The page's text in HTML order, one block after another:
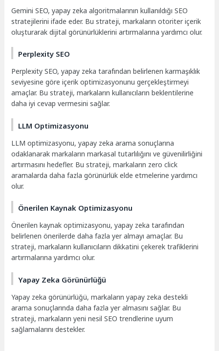
Gemini SEO, yapay zeka algoritmalarının kullanıldığı SEO
stratejilerini ifade eder. Bu strateji, markaların otoriter içerik
oluşturarak dijital görünürlüklerini artırmalarına yardımcı olur.
Perplexity SEO
Perplexity SEO, yapay zeka tarafından belirlenen karmaşıklık
seviyesine göre içerik optimizasyonunu gerçekleştirmeyi
amaçlar. Bu strateji, markaların kullanıcıların beklentilerine
daha iyi cevap vermesini sağlar.
LLM Optimizasyonu
LLM optimizasyonu, yapay zeka arama sonuçlarına
odaklanarak markaların markasal tutarlılığını ve güvenilirliğini
artırmasını hedefler. Bu strateji, markaların zero click
aramalarda daha fazla görünürlük elde etmelerine yardımcı
olur.
Önerilen Kaynak Optimizasyonu
Önerilen kaynak optimizasyonu, yapay zeka tarafından
belirlenen önerilerde daha fazla yer almayı amaçlar. Bu
strateji, markaların kullanıcıların dikkatini çekerek trafiklerini
artırmalarına yardımcı olur.
Yapay Zeka Görünürlüğü
Yapay zeka görünürlüğü, markaların yapay zeka destekli
arama sonuçlarında daha fazla yer almasını sağlar. Bu
strateji, markaların yeni nesil SEO trendlerine uyum
sağlamalarını destekler.